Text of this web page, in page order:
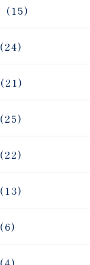
(15)
(24)
(21)
(25)
(22)
(13)
(6)